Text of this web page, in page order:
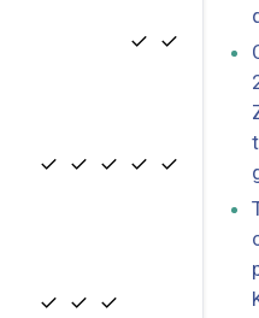
✓ ✓
✓ ✓ ✓ ✓ ✓
✓ ✓ ✓